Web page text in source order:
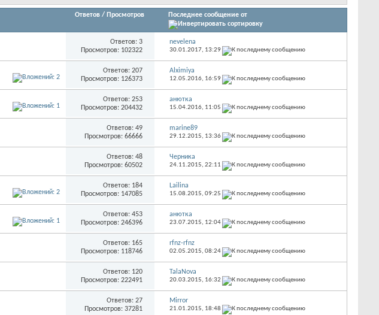
Ответов / Просмотров Последнее сообщение от
Ответов: 3
Просмотров: 102322
nevelena
30.01.2017, 13:29
Ответов: 207
Просмотров: 126373
Alximiya
12.05.2016, 16:59
Ответов: 253
Просмотров: 204432
анютка
15.04.2016, 11:05
Ответов: 49
Просмотров: 66666
marine89
29.12.2015, 13:36
Ответов: 48
Просмотров: 60502
Черника
24.11.2015, 22:11
Ответов: 184
Просмотров: 147085
Lailina
15.08.2015, 09:25
Ответов: 453
Просмотров: 246396
анютка
23.07.2015, 12:04
Ответов: 165
Просмотров: 118746
rfnz-rfnz
02.05.2015, 08:24
Ответов: 120
Просмотров: 222491
TalaNova
20.03.2015, 16:32
Ответов: 27
Просмотров: 37281
Mirror
21.01.2015, 18:48